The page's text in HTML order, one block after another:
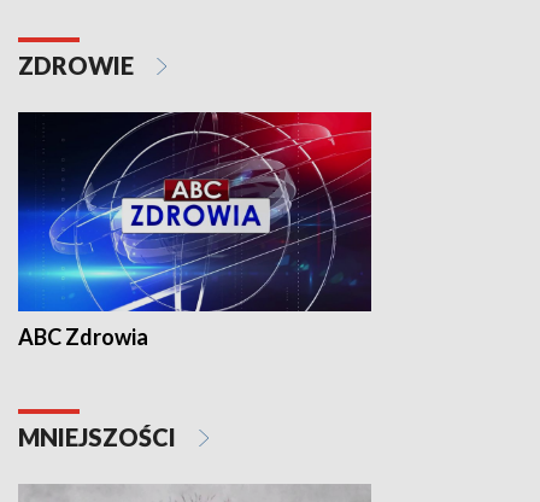
ZDROWIE
ABC Zdrowia
MNIEJSZOŚCI